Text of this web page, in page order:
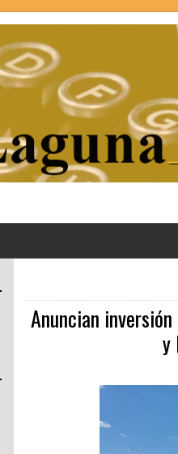
Anuncian
y